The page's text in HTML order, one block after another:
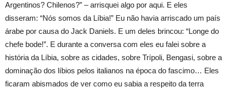
Argentinos? Chilenos?” – arrisquei algo por aqui. E eles
disseram: “Nós somos da Líbia!” Eu não havia arriscado um país
árabe por causa do Jack Daniels. E um deles brincou: “Longe do
chefe bode!”. E durante a conversa com eles eu falei sobre a
história da Líbia, sobre as cidades, sobre Trípoli, Bengasi, sobre a
dominação dos líbios pelos italianos na época do fascimo… Eles
ficaram abismados de ver como eu sabia a respeito da terra